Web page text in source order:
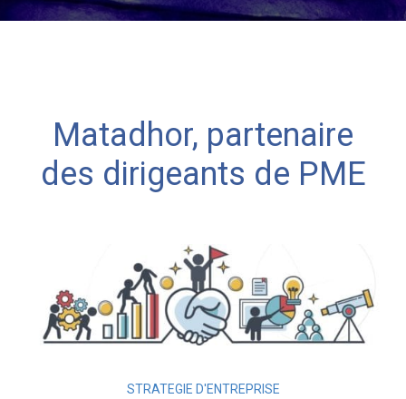
Matadhor, partenaire
des dirigeants de PME
STRATEGIE D'ENTREPRISE